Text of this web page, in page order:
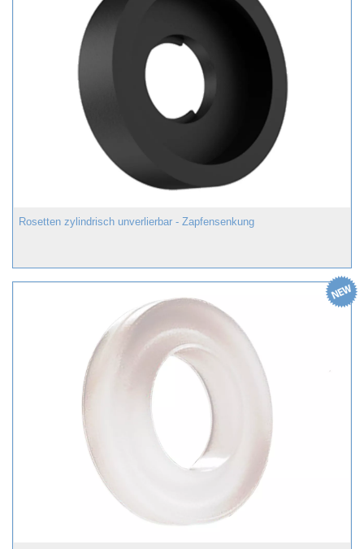
Rosetten zylindrisch unverlierbar - Zapfensenkung